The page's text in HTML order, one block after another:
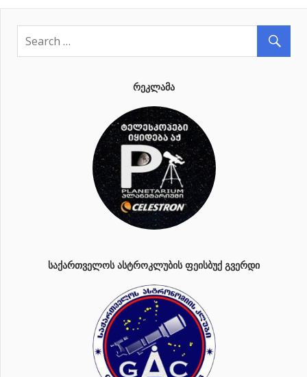
ᲠᲔᲙᲚᲐᲛᲐ
ᲡᲐᲥᲐᲠᲗᲕᲔᲚᲝᲡ ᲐᲡᲢᲠᲝᲙᲚᲣᲑᲘᲡ ᲤᲔᲘᲡᲑᲣᲥ ᲒᲕᲔᲠᲓᲘ